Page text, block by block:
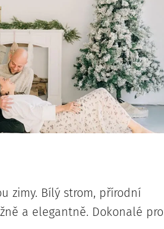
zimy. Bílý strom, přírodní
a elegantně. Dokonalé pro